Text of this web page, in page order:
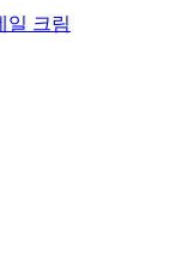
일 크림